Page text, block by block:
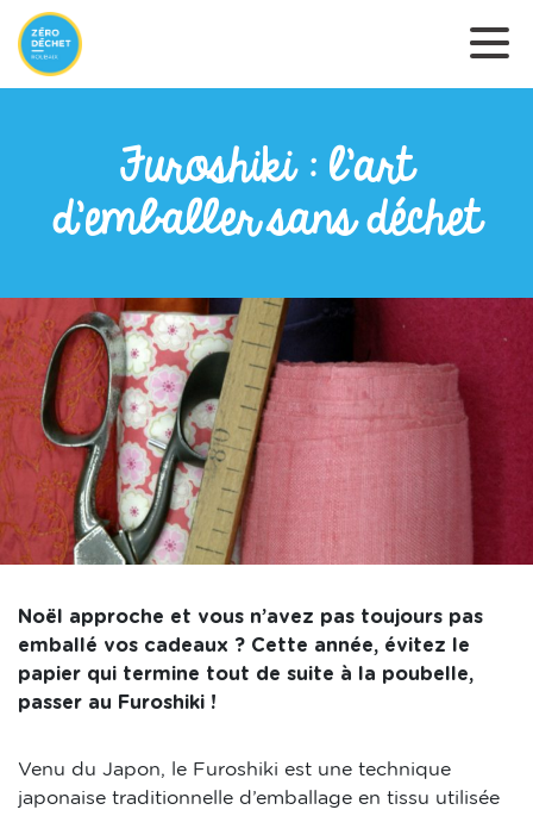
Furoshiki : l'art
d'emballer sans déchet
Noël approche et vous n’avez pas toujours pas
emballé vos cadeaux ? Cette année, évitez le
papier qui termine tout de suite à la poubelle,
passer au Furoshiki !
Venu du Japon, le Furoshiki est une technique
japonaise traditionnelle d’emballage en tissu utilisée